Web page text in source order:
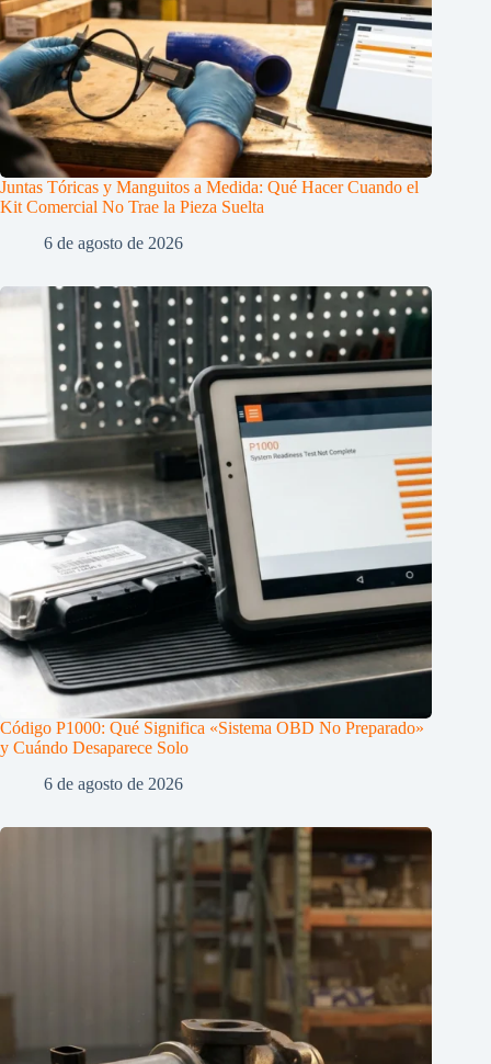
Juntas Tóricas y Manguitos a Medida: Qué Hacer Cuando el
Kit Comercial No Trae la Pieza Suelta
6 de agosto de 2026
Código P1000: Qué Significa «Sistema OBD No Preparado»
y Cuándo Desaparece Solo
6 de agosto de 2026